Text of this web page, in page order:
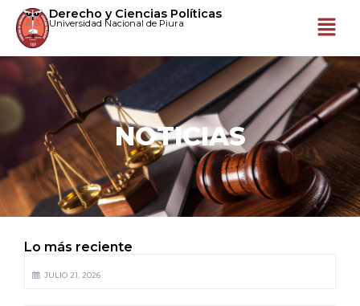
Derecho y Ciencias Políticas
Universidad Nacional de Piura
NOTICIAS
Lo más reciente
JULIO 21, 2026